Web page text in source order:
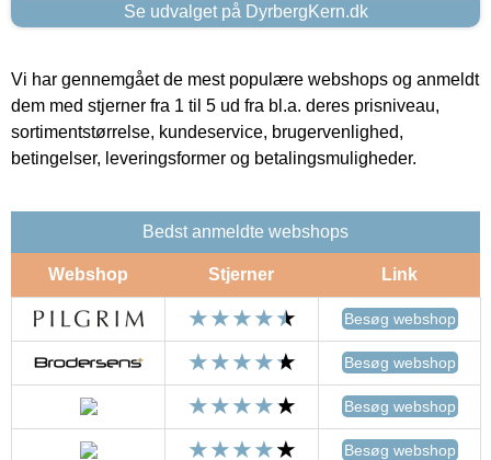
Se udvalget på DyrbergKern.dk
Vi har gennemgået de mest populære webshops og anmeldt
dem med stjerner fra 1 til 5 ud fra bl.a. deres prisniveau,
sortimentstørrelse, kundeservice, brugervenlighed,
betingelser, leveringsformer og betalingsmuligheder.
Bedst anmeldte webshops
Webshop Stjerner Link
Besøg webshop
Besøg webshop
Besøg webshop
Besøg webshop